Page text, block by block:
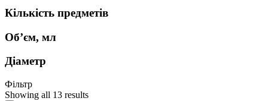
Кількість предметів
Об’єм, мл
Діаметр
Фільтр
Showing all 13 results